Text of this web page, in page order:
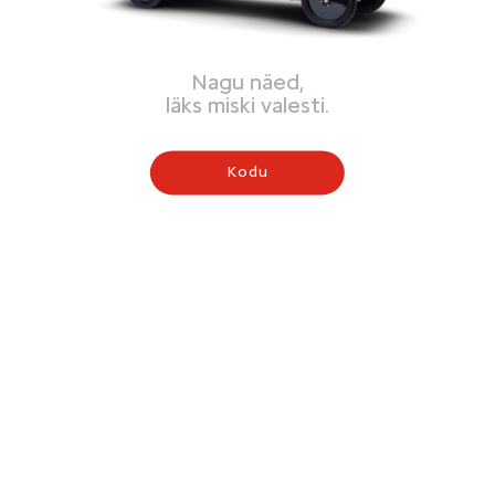
Nagu näed,
läks miski valesti.
Kodu